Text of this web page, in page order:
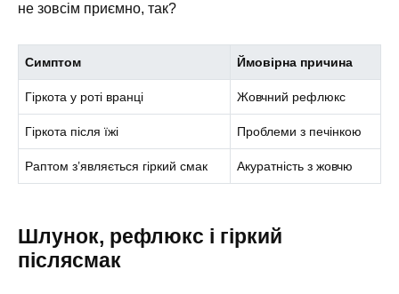
не зовсім приємно, так?
Симптом Ймовірна причина
Гіркота у роті вранці Жовчний рефлюкс
Гіркота після їжі Проблеми з печінкою
Раптом з’являється гіркий смак Акуратність з жовчю
Шлунок, рефлюкс і гіркий
післясмак